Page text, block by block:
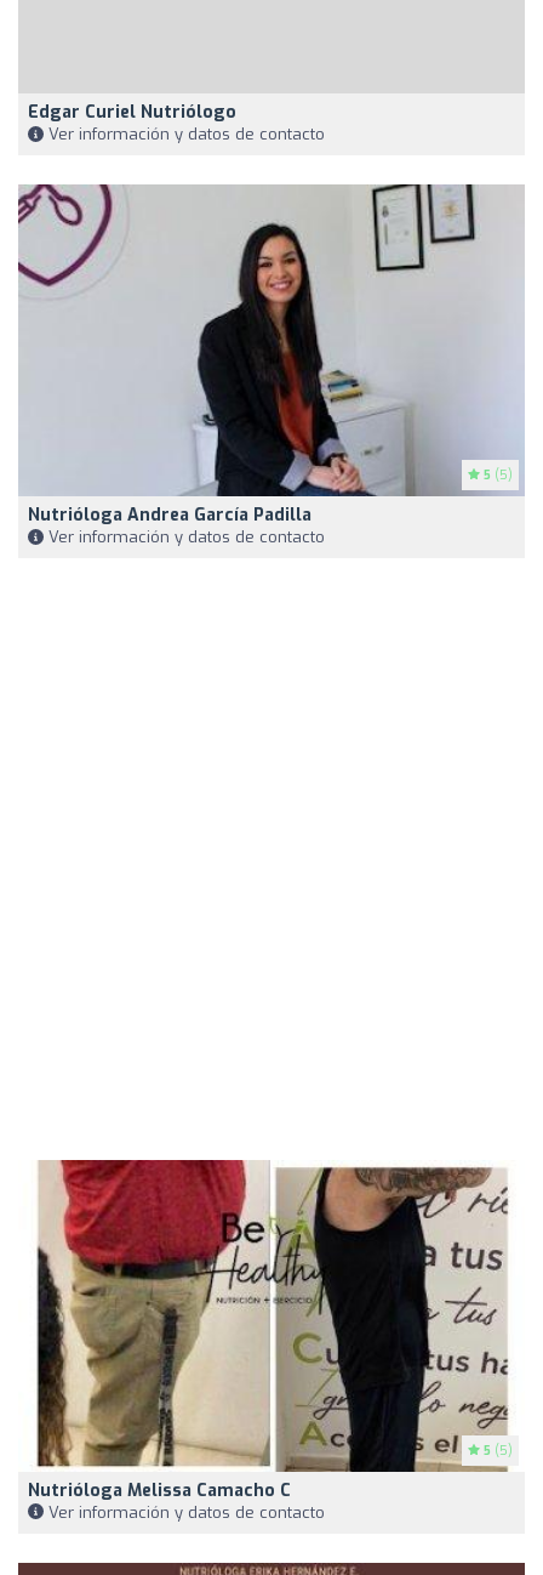
Edgar Curiel Nutriólogo
Ver información y datos de contacto
5 (5)
Nutrióloga Andrea García Padilla
Ver información y datos de contacto
5 (5)
Nutrióloga Melissa Camacho C
Ver información y datos de contacto